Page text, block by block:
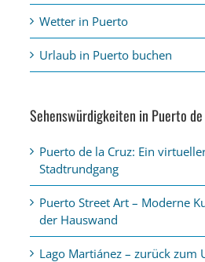
Wetter in Puerto
Urlaub in Puerto buchen
Sehenswürdigkeiten in Puerto de
Puerto de la Cruz: Ein
Stadtrundgang
Puerto Street Art – Moderne
der Hauswand
Lago Martiánez – zurück zum